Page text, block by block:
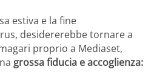
estiva e la fine
desidererebbe tornare a
proprio a Mediaset,
grossa fiducia e accoglienza: